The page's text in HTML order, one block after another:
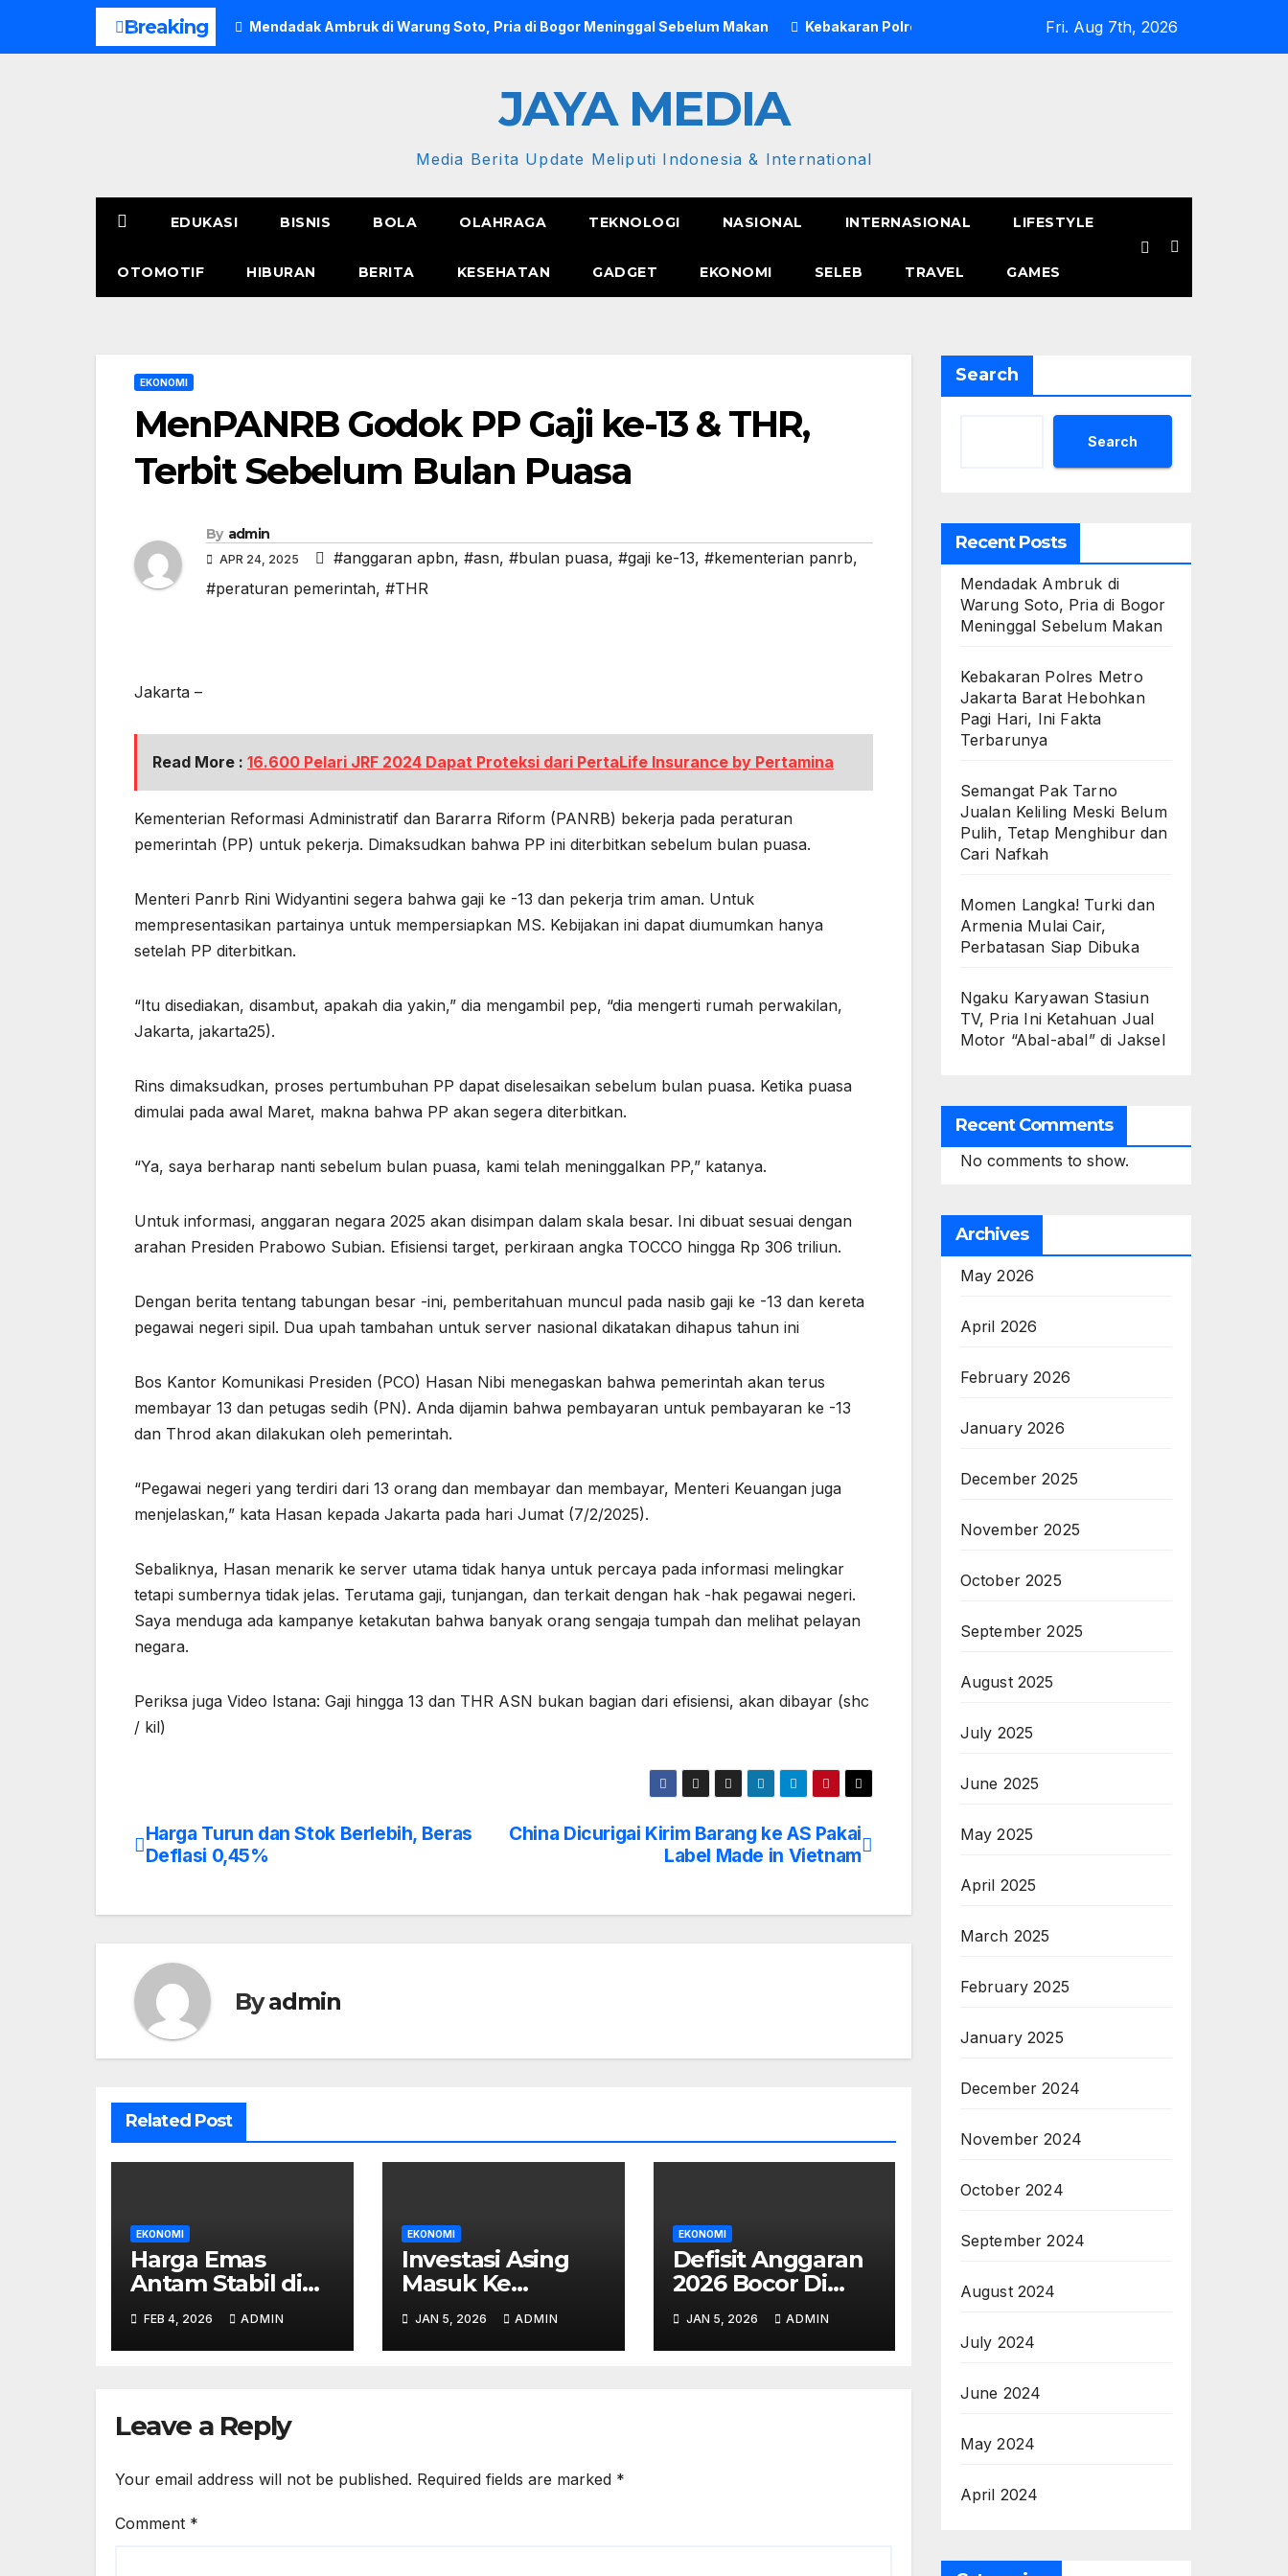
Breaking Mendadak Ambruk di Warung Soto, Pria di Bogor Meninggal Sebelum Makan Kebakaran Polres Metro Jakarta Barat Hebohkan Pagi Hari, Ini Fakta
Fri. Aug 7th, 2026
JAYA MEDIA
Media Berita Update Meliputi Indonesia & International
EDUKASI BISNIS BOLA OLAHRAGA TEKNOLOGI NASIONAL INTERNASIONAL LIFESTYLE
OTOMOTIF HIBURAN BERITA KESEHATAN GADGET EKONOMI SELEB TRAVEL GAMES
EKONOMI
MenPANRB Godok PP Gaji ke-13 & THR,
Terbit Sebelum Bulan Puasa
By admin
APR 24, 2025 #anggaran apbn, #asn, #bulan puasa, #gaji ke-13, #kementerian panrb,
#peraturan pemerintah, #THR
Jakarta –
Read More : 16.600 Pelari JRF 2024 Dapat Proteksi dari PertaLife Insurance by Pertamina
Kementerian Reformasi Administratif dan Bararra Riform (PANRB) bekerja pada peraturan
pemerintah (PP) untuk pekerja. Dimaksudkan bahwa PP ini diterbitkan sebelum bulan puasa.
Menteri Panrb Rini Widyantini segera bahwa gaji ke -13 dan pekerja trim aman. Untuk
mempresentasikan partainya untuk mempersiapkan MS. Kebijakan ini dapat diumumkan hanya
setelah PP diterbitkan.
“Itu disediakan, disambut, apakah dia yakin,” dia mengambil pep, “dia mengerti rumah perwakilan,
Jakarta, jakarta25).
Rins dimaksudkan, proses pertumbuhan PP dapat diselesaikan sebelum bulan puasa. Ketika puasa
dimulai pada awal Maret, makna bahwa PP akan segera diterbitkan.
“Ya, saya berharap nanti sebelum bulan puasa, kami telah meninggalkan PP,” katanya.
Untuk informasi, anggaran negara 2025 akan disimpan dalam skala besar. Ini dibuat sesuai dengan
arahan Presiden Prabowo Subian. Efisiensi target, perkiraan angka TOCCO hingga Rp 306 triliun.
Dengan berita tentang tabungan besar -ini, pemberitahuan muncul pada nasib gaji ke -13 dan kereta
pegawai negeri sipil. Dua upah tambahan untuk server nasional dikatakan dihapus tahun ini
Bos Kantor Komunikasi Presiden (PCO) Hasan Nibi menegaskan bahwa pemerintah akan terus
membayar 13 dan petugas sedih (PN). Anda dijamin bahwa pembayaran untuk pembayaran ke -13
dan Throd akan dilakukan oleh pemerintah.
“Pegawai negeri yang terdiri dari 13 orang dan membayar dan membayar, Menteri Keuangan juga
menjelaskan,” kata Hasan kepada Jakarta pada hari Jumat (7/2/2025).
Sebaliknya, Hasan menarik ke server utama tidak hanya untuk percaya pada informasi melingkar
tetapi sumbernya tidak jelas. Terutama gaji, tunjangan, dan terkait dengan hak -hak pegawai negeri.
Saya menduga ada kampanye ketakutan bahwa banyak orang sengaja tumpah dan melihat pelayan
negara.
Periksa juga Video Istana: Gaji hingga 13 dan THR ASN bukan bagian dari efisiensi, akan dibayar (shc
/ kil)
Post
China Dicurigai Kirim Barang ke AS Pakai
Label Made in Vietnam
Harga Turun dan Stok Berlebih, Beras
Deflasi 0,45%
Byadmin
Related Post
EKONOMI
Harga Emas
Antam Stabil di
Rp2,235 Juta per
Gram pada Jumat
Ini
FEB 4, 2026 ADMIN
EKONOMI
Investasi Asing
Masuk Ke
Kalimantan –
Rp500 M
Disiapkan Untuk
JAN 5, 2026 ADMIN
EKONOMI
Defisit Anggaran
2026 Bocor Di
Ruu Apbn, Dpr &
Pemerintah Adu
Argumen
JAN 5, 2026 ADMIN
Leave a Reply
Your email address will not be published. Required fields are marked *
Comment *
Search
Search
Recent Posts
Mendadak Ambruk di
Warung Soto, Pria di Bogor
Meninggal Sebelum Makan
Kebakaran Polres Metro
Jakarta Barat Hebohkan
Pagi Hari, Ini Fakta
Terbarunya
Semangat Pak Tarno
Jualan Keliling Meski Belum
Pulih, Tetap Menghibur dan
Cari Nafkah
Momen Langka! Turki dan
Armenia Mulai Cair,
Perbatasan Siap Dibuka
Ngaku Karyawan Stasiun
TV, Pria Ini Ketahuan Jual
Motor “Abal-abal” di Jaksel
Recent Comments
No comments to show.
Archives
May 2026
April 2026
February 2026
January 2026
December 2025
November 2025
October 2025
September 2025
August 2025
July 2025
June 2025
May 2025
April 2025
March 2025
February 2025
January 2025
December 2024
November 2024
October 2024
September 2024
August 2024
July 2024
June 2024
May 2024
April 2024